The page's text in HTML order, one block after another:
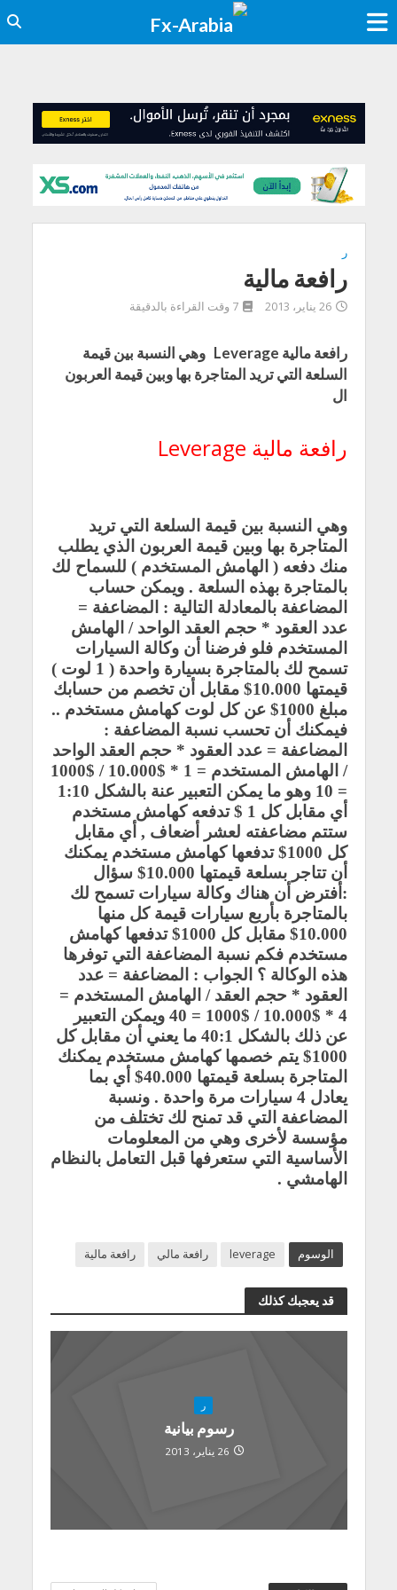
ر
رافعة مالية
26 يناير، 2013 7 وقت القراءة بالدقيقة
رافعة مالية Leverage وهي النسبة بين قيمة
السلعة التي تريد المتاجرة بها وبين قيمة العربون
ال
رافعة مالية Leverage
وهي النسبة بين قيمة السلعة التي تريد
المتاجرة بها وبين قيمة العربون الذي يطلب
منك دفعه ( الهامش المستخدم ) للسماح لك
بالمتاجرة بهذه السلعة .ويمكن حساب
المضاعفة بالمعادلة التالية : المضاعفة =
عدد العقود * حجم العقد الواحد / الهامش
المستخدم فلو فرضنا أن وكالة السيارات
تسمح لك بالمتاجرة بسيارة واحدة ( 1 لوت
)
قيمتها 10.000$ مقابل أن تخصم من حسابك
مبلغ 1000$ عن كل لوت كهامش مستخدم
..
فيمكنك أن تحسب نسبة المضاعفة :
المضاعفة = عدد العقود * حجم العقد الواحد
/ الهامش المستخدم
= 1 * 10.000$ / 1000$
= 10
وهو ما يمكن التعبير عنة بالشكل 1:10
أي مقابل كل 1 $ تدفعه كهامش مستخدم
ستتم مضاعفته لعشر أضعاف , أي مقابل
كل 1000$ تدفعها كهامش مستخدم يمكنك
أن تتاجر بسلعة قيمتها 10.000
$ سؤال
:أفترض أن هناك وكالة سيارات تسمح لك
بالمتاجرة بأربع سيارات قيمة كل منها
10.000$ مقابل كل 1000$ تدفعها كهامش
مستخدم فكم نسبة المضاعفة التي توفرها
هذه الوكالة ؟ الجواب : المضاعفة = عدد
العقود * حجم العقد / الهامش المستخدم =
4 * 10.000$ / 1000$ = 40
ويمكن التعبير
عن ذلك بالشكل 40:1 ما يعني أن مقابل كل
1000$ يتم خصمها كهامش مستخدم يمكنك
المتاجرة بسلعة قيمتها 40.000$ أي بما
يعادل 4 سيارات مرة واحدة
.ونسبة
المضاعفة التي قد تمنح لك تختلف من
مؤسسة لأخرى وهي من المعلومات
الأساسية التي ستعرفها قبل التعامل بالنظام
الهامشي .
الوسوم leverage رافعة مالي رافعة مالية
قد يعجبك كذلك
ر
رسوم بيانية
26 يناير، 2013